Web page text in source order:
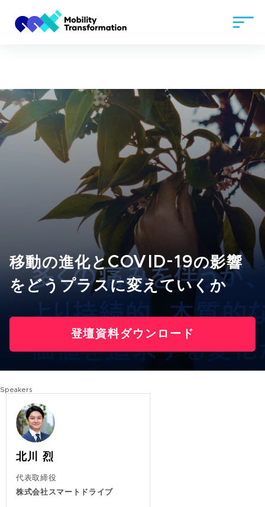
移動の進化とCOVID-19の影響
をどうプラスに変えていくか​
登壇資料ダウンロード
Speakers
北川 烈
代表取締役
株式会社スマートドライブ